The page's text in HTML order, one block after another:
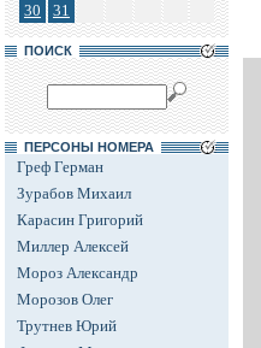
30
31
ПОИСК
ПЕРСОНЫ НОМЕРА
Греф Герман
Зурабов Михаил
Карасин Григорий
Миллер Алексей
Мороз Александр
Морозов Олег
Трутнев Юрий